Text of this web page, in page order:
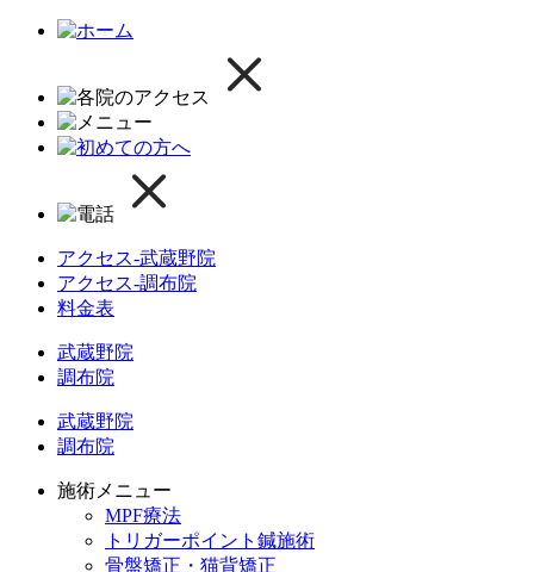
アクセス-武蔵野院
アクセス-調布院
料金表
武蔵野院
調布院
武蔵野院
調布院
施術メニュー
MPF療法
トリガーポイント鍼施術
骨盤矯正・猫背矯正